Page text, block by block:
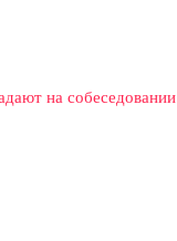
на собеседовании